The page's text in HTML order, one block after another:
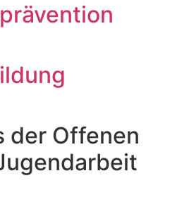
der Offenen